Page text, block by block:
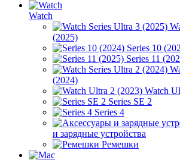
Watch
(2025)
Series 10
Series 11
(2024)
Watch
Series SE 2
Series 4
и зарядные устройства
Ремешки